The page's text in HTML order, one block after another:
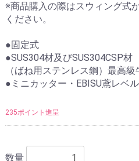
※商品購入の際はスウィング式
ください。
●固定式
●SUS304材及びSUS304CSP材
（ばね用ステンレス鋼）最高
●ミニカッター・EBISU鳶レベ
235ポイント進呈
数量